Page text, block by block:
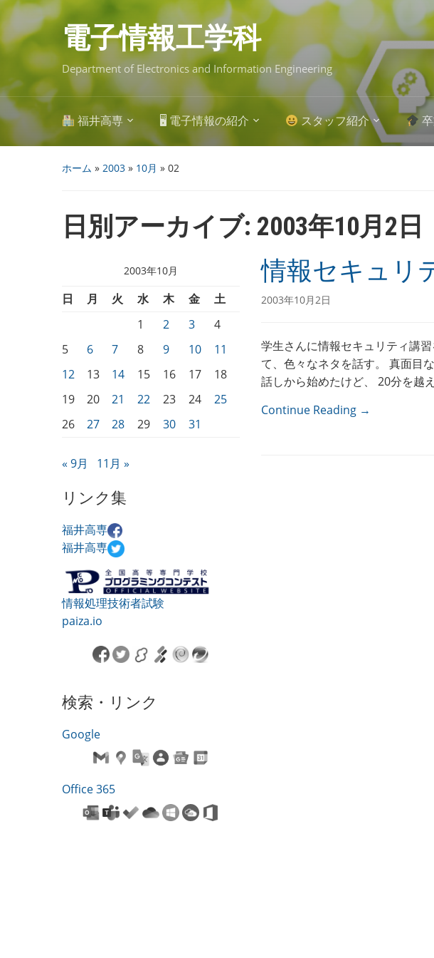
Skip
to
main
content 電子情報工学科
Department of Electronics and Information Engineering
福井高専 🖥 電子情報の紹介 スタッフ紹介
ホーム » 2003 » 10月 » 02
日別アーカイブ: 2003年10月2日
2003年10月
日 月 火 水 木 金
土
1
2 3
4
5
6 7 8 9 10
11
12
13 14 15 16 17
18
19
20 21 22 23 24
25
26
27 28 29 30 31
« 9月 11月 »
リンク集
福井高専
福井高専
情報処理技術者試験
paiza.io
検索・リンク
Google
Office 365
情報セキュリ
2003年10月2日
学生さんに情報セキュリティ講
て、色々なネタを話す。 真面目
話しから始めたけど、 20分を越
Continue Reading →